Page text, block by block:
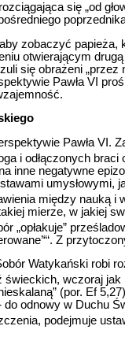
się „od
zobaczyć
otwierającym
się obrażeni
Pawła VI
Pawła VI.
i odłączonych
inne negatywne
umysłowymi,
między nauką i
mierze, w jakiej
„opłakuje”
Z
Watykański robi
świeckich, wczoraj jak
(por. Ef
do odnowy w Duchu
podejmuje